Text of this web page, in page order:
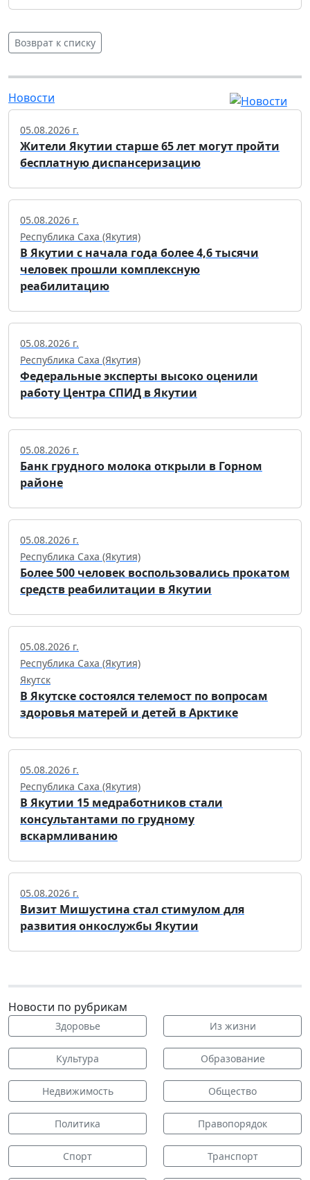
Возврат к списку
Новости
05.08.2026 г.
Жители Якутии старше 65 лет могут пройти
бесплатную диспансеризацию
05.08.2026 г.
Республика Саха (Якутия)
В Якутии с начала года более 4,6 тысячи
человек прошли комплексную
реабилитацию
05.08.2026 г.
Республика Саха (Якутия)
Федеральные эксперты высоко оценили
работу Центра СПИД в Якутии
05.08.2026 г.
Банк грудного молока открыли в Горном
районе
05.08.2026 г.
Республика Саха (Якутия)
Более 500 человек воспользовались прокатом
средств реабилитации в Якутии
05.08.2026 г.
Республика Саха (Якутия)
Якутск
В Якутске состоялся телемост по вопросам
здоровья матерей и детей в Арктике
05.08.2026 г.
Республика Саха (Якутия)
В Якутии 15 медработников стали
консультантами по грудному
вскармливанию
05.08.2026 г.
Визит Мишустина стал стимулом для
развития онкослужбы Якутии
Новости по рубрикам
Здоровье Из жизни
Культура Образование
Недвижимость Общество
Политика Правопорядок
Спорт Транспорт